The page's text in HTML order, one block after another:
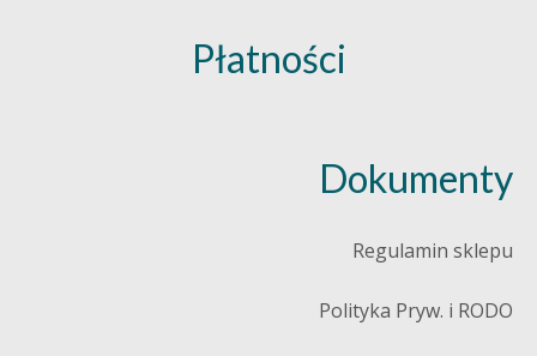
Płatności
Dokumenty
Regulamin sklepu
Polityka Pryw. i RODO